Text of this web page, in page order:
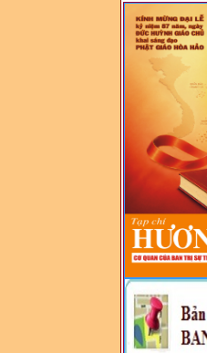
2029)
TRUNG
DIỆN TỈNH
VIÊN -
VẤN ĐỀ
LUẬT VÀ
LUẬT
- LỚP
PHÁP
HIẾN
PGHH
2029)
TRUNG
DIỆN
VIÊN -
ĐỜI, BẢN
NĂNG VÀ
NƯỚC